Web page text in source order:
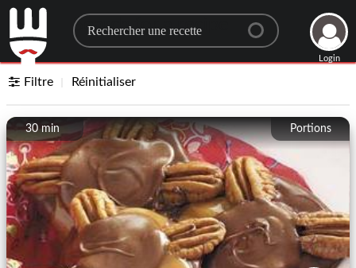
Search for a recipe
Login
Filtre Réinitialiser
Portions
30 min